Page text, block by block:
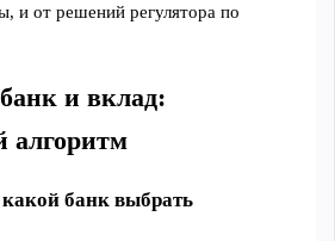
и от решений регулятора по
и вклад:
алгоритм
банк выбрать